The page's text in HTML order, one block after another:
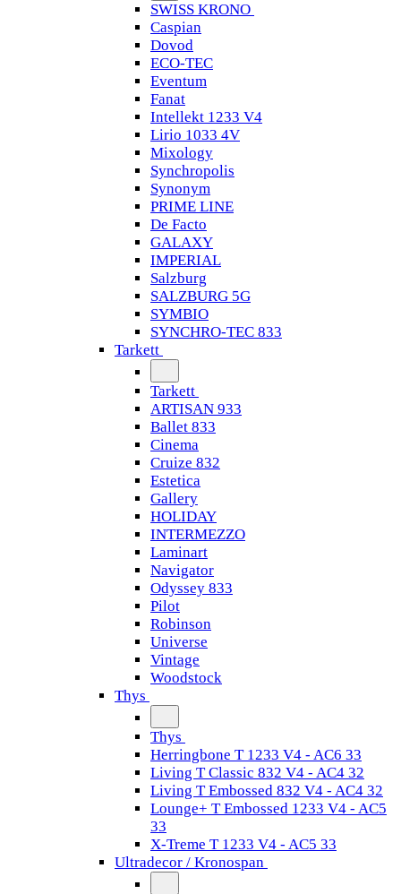
SWISS KRONO
Caspian
Dovod
ECO-TEC
Eventum
Fanat
Intellekt 1233 V4
Lirio 1033 4V
Mixology
Synchropolis
Synonym
PRIME LINE
De Facto
GALAXY
IMPERIAL
Salzburg
SALZBURG 5G
SYMBIO
SYNCHRO-TEC 833
Tarkett
Tarkett
ARTISAN 933
Ballet 833
Cinema
Cruize 832
Estetica
Gallery
HOLIDAY
INTERMEZZO
Laminart
Navigator
Odyssey 833
Pilot
Robinson
Universe
Vintage
Woodstock
Thys
Thys
Herringbone T 1233 V4 - AC6 33
Living T Classic 832 V4 - AC4 32
Living T Embossed 832 V4 - AC4 32
Lounge+ T Embossed 1233 V4 - AC5
33
X-Treme T 1233 V4 - AC5 33
Ultradecor / Kronospan